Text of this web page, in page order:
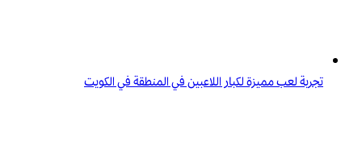
تجربة لعب مميزة لكبار اللاعبين في المنطقة في الكويت